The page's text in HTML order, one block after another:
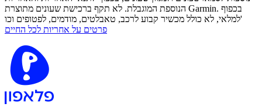
הנוספת המוגבלת. לא תקף ברכישת שעונים מתוצרת Garmin. בכפוף
למלאי, לא כולל מכשיר קבוע לרכב, טאבלטים, מודמים, לפטופים וכו'
פרטים על אחריות לכל החיים